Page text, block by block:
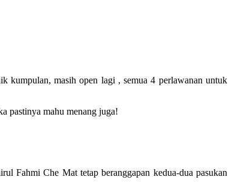
kumpulan, masih open lagi , semua 4 perlawanan untuk
pastinya mahu menang juga!
Fahmi Che Mat tetap beranggapan kedua-dua pasukan